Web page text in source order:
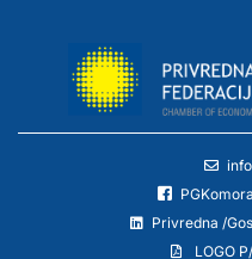
PGKomora
Privredna /
LOGO